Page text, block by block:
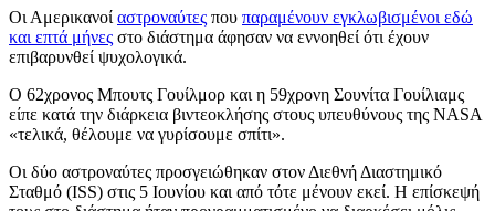
Οι Αμερικανοί αστροναύτες που παραμένουν εγκλωβισμένοι εδώ
και επτά μήνες στο διάστημα άφησαν να εννοηθεί ότι έχουν
επιβαρυνθεί ψυχολογικά.
Ο 62χρονος Μπουτς Γουίλμορ και η 59χρονη Σουνίτα Γουίλιαμς
είπε κατά την διάρκεια βιντεοκλήσης στους υπευθύνους της NASA
«τελικά, θέλουμε να γυρίσουμε σπίτι».
Οι δύο αστροναύτες προσγειώθηκαν στον Διεθνή Διαστημικό
Σταθμό (ISS) στις 5 Ιουνίου και από τότε μένουν εκεί. Η επίσκεψή